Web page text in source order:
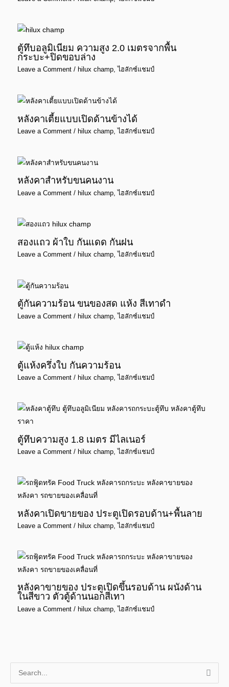
ตู้ทึบอลูมิเนียม ความสูง 2.0 เมตรจากพื้น
กระบะ+ปิดขอบล่าง
Leave a Comment / hilux champ,ไฮลักซ์แชมป์
หลังคาเตี้ยแบบเปิดด้านข้างได้
Leave a Comment / hilux champ,ไฮลักซ์แชมป์
หลังคาสำหรับขนคนงาน
Leave a Comment /hilux champ ,ไฮลักซ์แชมป์
สองแถว ผ้าใบ กันแดด กันฝน
Leave a Comment / hilux champ,ไฮลักซ์แชมป์
ตู้กันความร้อน ขนของสด แห้ง สีเทาดำ
Leave a Comment / hilux champ ,ไฮลักซ์แชมป์
ตู้แห้งครึ่งใบ กันความร้อน
Leave a Comment / hilux champ,ไฮลักซ์แชมป์
ตู้ทึบความสูง 1.8 เมตร มีไลเนอร์
Leave a Comment / hilux champ,ไฮลักซ์แชมป์
หลังคาเปิดขายของ ประตูเปิดรอบด้าน+พื้นลาย
Leave a Comment / hilux champ ,ไฮลักซ์แชมป์
หลังคาขายของ ประตูเปิดขึ้นรอบด้าน ผนังด้าน
ในสีขาว ตัวตู้ด้านนอกสีเทา
Leave a Comment /hilux champ ,ไฮลักซ์แชมป์